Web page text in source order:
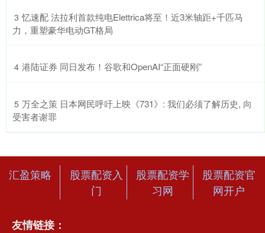
3 ​忆速配 法拉利首款纯电Elettrica将至！近3米轴距+千匹马
力，重塑豪华电动GT格局
4 ​港陆证券 同日发布！谷歌和OpenAI“正面硬刚”
5 ​万全之策 日本网民呼吁上映《731》: 我们必须了解历史, 向
受害者谢罪
汇盈策略
股票配资入
门
股票配资学
习网
股票配资官
网开户
友情链接：